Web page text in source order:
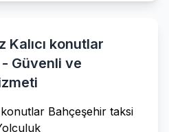
Kalıcı konutlar
Güvenli ve
Bahçeşehir taksi